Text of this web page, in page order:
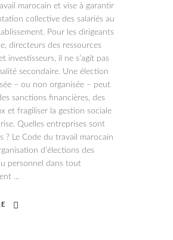
marocain et vise à garantir
collective des salariés au
Pour les dirigeants
directeurs des ressources
investisseurs, il ne s’agit pas
secondaire. Une élection
– ou non organisée – peut
sanctions financières, des
et fragiliser la gestion sociale
Quelles entreprises sont
? Le Code du travail marocain
d’élections des
personnel dans tout